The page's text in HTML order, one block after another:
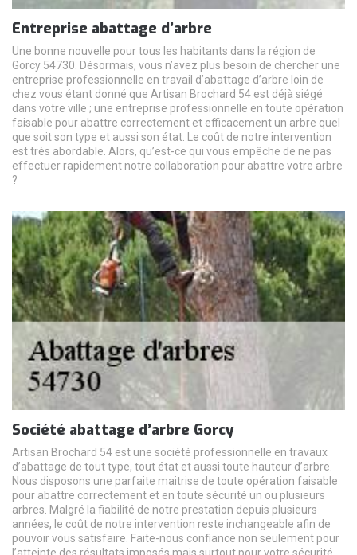
Entreprise abattage d’arbre
Une bonne nouvelle pour tous les habitants dans la région de
Gorcy 54730. Désormais, vous n’avez plus besoin de chercher une
entreprise professionnelle en travail d’abattage d’arbre loin de
chez vous étant donné que Artisan Brochard 54 est déjà siégé
dans votre ville ; une entreprise professionnelle en toute opération
faisable pour abattre correctement et efficacement un arbre quel
que soit son type et aussi son état. Le coût de notre intervention
est très abordable. Alors, qu’est-ce qui vous empêche de ne pas
effectuer rapidement notre collaboration pour abattre votre arbre
?
Société abattage d’arbre Gorcy
Artisan Brochard 54 est une société professionnelle en travaux
d’abattage de tout type, tout état et aussi toute hauteur d’arbre.
Nous disposons une parfaite maitrise de toute opération faisable
pour abattre correctement et en toute sécurité un ou plusieurs
arbres. Malgré la fiabilité de notre prestation depuis plusieurs
années, le coût de notre intervention reste inchangeable afin de
pouvoir vous satisfaire. Faite-nous confiance non seulement pour